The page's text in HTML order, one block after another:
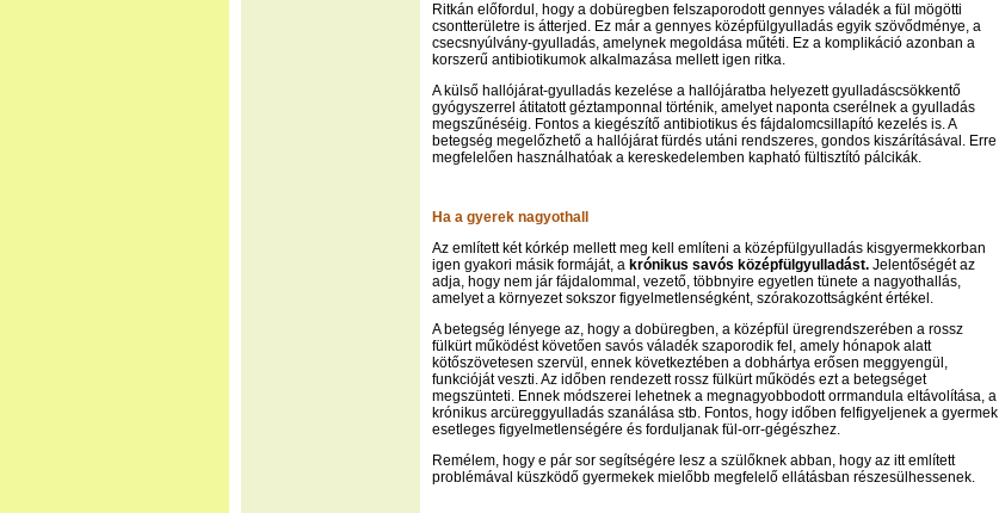
Ritkán előfordul, hogy a dobüregben felszaporodott gennyes váladék a fül mögötti
csontterületre is átterjed. Ez már a gennyes középfülgyulladás egyik szövődménye, a
csecsnyúlvány-gyulladás, amelynek megoldása műtéti. Ez a komplikáció azonban a
korszerű antibiotikumok alkalmazása mellett igen ritka.
A külső hallójárat-gyulladás kezelése a hallójáratba helyezett gyulladáscsökkentő
gyógyszerrel átitatott géztamponnal történik, amelyet naponta cserélnek a gyulladás
megszűnéséig. Fontos a kiegészítő antibiotikus és fájdalomcsillapító kezelés is. A
betegség megelőzhető a hallójárat fürdés utáni rendszeres, gondos kiszárításával. Erre
megfelelően használhatóak a kereskedelemben kapható fültisztító pálcikák.
Ha a gyerek nagyothall
Az említett két kórkép mellett meg kell említeni a középfülgyulladás kisgyermekkorban
igen gyakori másik formáját, a krónikus savós középfülgyulladást. Jelentőségét az
adja, hogy nem jár fájdalommal, vezető, többnyire egyetlen tünete a nagyothallás,
amelyet a környezet sokszor figyelmetlenségként, szórakozottságként értékel.
A betegség lényege az, hogy a dobüregben, a középfül üregrendszerében a rossz
fülkürt működést követően savós váladék szaporodik fel, amely hónapok alatt
kötőszövetesen szervül, ennek következtében a dobhártya erősen meggyengül,
funkcióját veszti. Az időben rendezett rossz fülkürt működés ezt a betegséget
megszünteti. Ennek módszerei lehetnek a megnagyobbodott orrmandula eltávolítása, a
krónikus arcüreggyulladás szanálása stb. Fontos, hogy időben felfigyeljenek a gyermek
esetleges figyelmetlenségére és forduljanak fül-orr-gégészhez.
Remélem, hogy e pár sor segítségére lesz a szülőknek abban, hogy az itt említett
problémával küszködő gyermekek mielőbb megfelelő ellátásban részesülhessenek.